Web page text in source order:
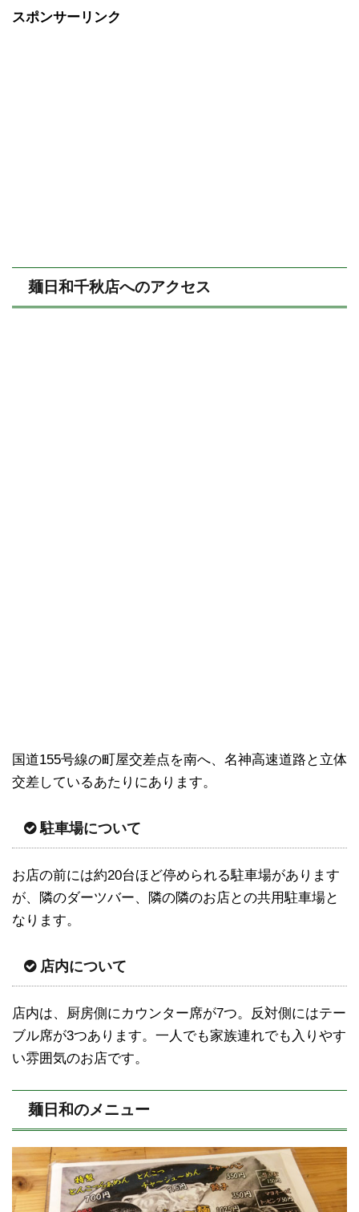
スポンサーリンク
麺日和千秋店へのアクセス
国道155号線の町屋交差点を南へ、名神高速道路と立体
交差しているあたりにあります。
駐車場について
お店の前には約20台ほど停められる駐車場があります
が、隣のダーツバー、隣の隣のお店との共用駐車場と
なります。
店内について
店内は、厨房側にカウンター席が7つ。反対側にはテー
ブル席が3つあります。一人でも家族連れでも入りやす
い雰囲気のお店です。
麺日和のメニュー